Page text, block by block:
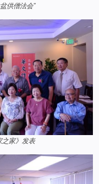
供僧法会”
家》发表